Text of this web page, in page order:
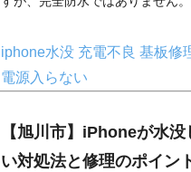
iphone水没 充電不良 基板修
電源入らない
【旭川市】iPhoneが水
い対処法と修理のポイン